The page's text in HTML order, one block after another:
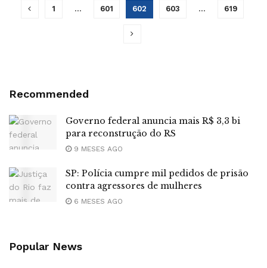
1 … 601 602 603 … 619
Recommended
Governo federal anuncia mais R$ 3,3 bi
para reconstrução do RS
9 MESES AGO
SP: Polícia cumpre mil pedidos de prisão
contra agressores de mulheres
6 MESES AGO
Popular News